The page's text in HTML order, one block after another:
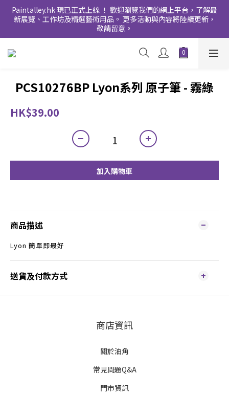
Paintalley.hk 現已正式上線 ！ 歡迎瀏覽我們的網上平台，了解最
新展覽、工作坊及精選藝術用品。 更多活動與內容將陸續更新，
敬請留意。
PCS10276BP Lyon系列 原子筆 - 霧綠
HK$39.00
加入購物車
商品描述
Lyon 簡單即最好
送貨及付款方式
商店資訊
關於油角
常見問題Q&A
門市資訊